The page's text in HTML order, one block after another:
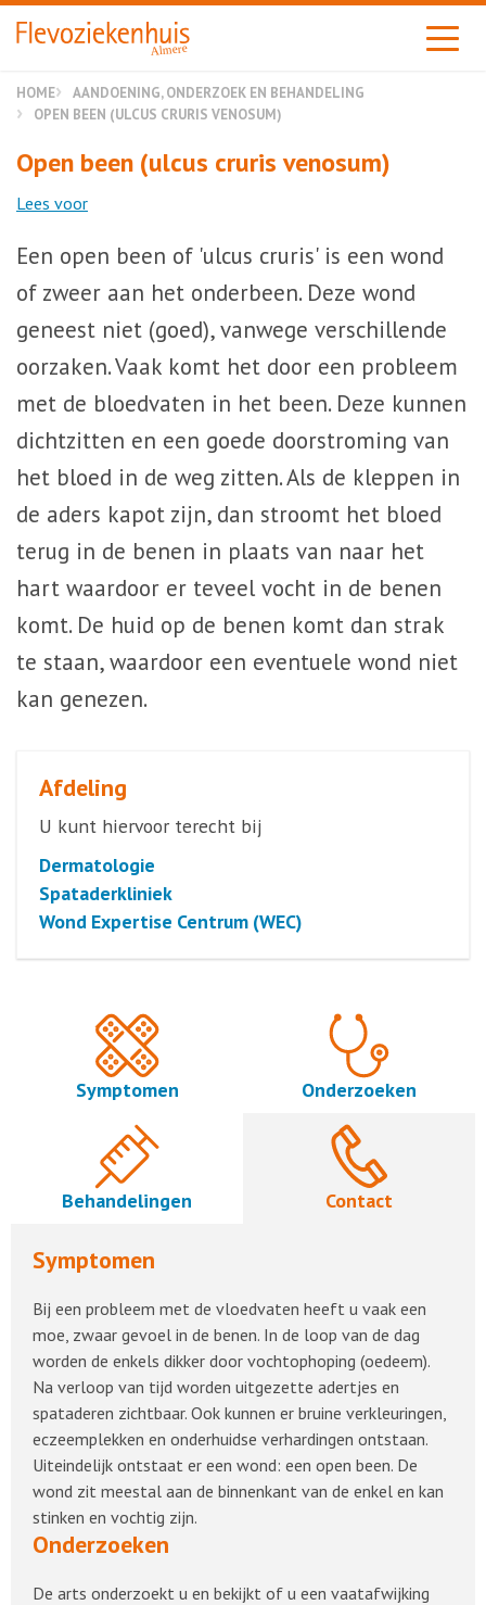
Almere
HOME
AANDOENING, ONDERZOEK EN BEHANDELING
OPEN BEEN (ULCUS CRURIS VENOSUM)
Open been (ulcus cruris venosum)
Lees voor
Een open been of 'ulcus cruris' is een wond
of zweer aan het onderbeen. Deze wond
geneest niet (goed), vanwege verschillende
oorzaken. Vaak komt het door een probleem
met de bloedvaten in het been. Deze kunnen
dichtzitten en een goede doorstroming van
het bloed in de weg zitten. Als de kleppen in
de aders kapot zijn, dan stroomt het bloed
terug in de benen in plaats van naar het
hart waardoor er teveel vocht in de benen
komt. De huid op de benen komt dan strak
te staan, waardoor een eventuele wond niet
kan genezen.
Afdeling
U kunt hiervoor terecht bij
Dermatologie
Spataderkliniek
Wond Expertise Centrum (WEC)
Symptomen Onderzoeken
Behandelingen Contact
Symptomen
Bij een probleem met de vloedvaten heeft u vaak een
moe, zwaar gevoel in de benen. In de loop van de dag
worden de enkels dikker door vochtophoping (oedeem).
Na verloop van tijd worden uitgezette adertjes en
spataderen zichtbaar. Ook kunnen er bruine verkleuringen,
eczeemplekken en onderhuidse verhardingen ontstaan.
Uiteindelijk ontstaat er een wond: een open been. De
wond zit meestal aan de binnenkant van de enkel en kan
stinken en vochtig zijn.
Onderzoeken
De arts onderzoekt u en bekijkt of u een vaatafwijking